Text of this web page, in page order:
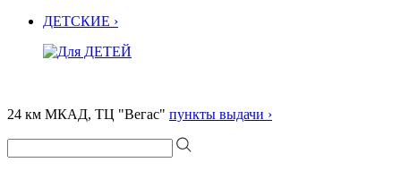
ДЕТСКИЕ ›
24 км МКАД, ТЦ "Вегас" пункты выдачи ›